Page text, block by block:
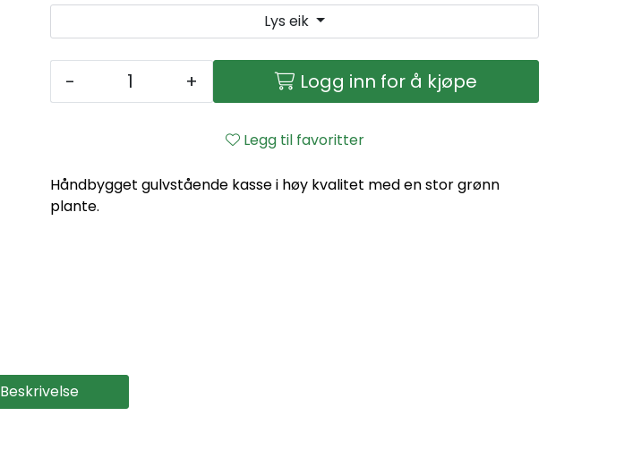
Lys eik
- + Logg inn for å kjøpe
Legg til favoritter
Håndbygget gulvstående kasse i høy kvalitet med en stor grønn
plante.
Beskrivelse